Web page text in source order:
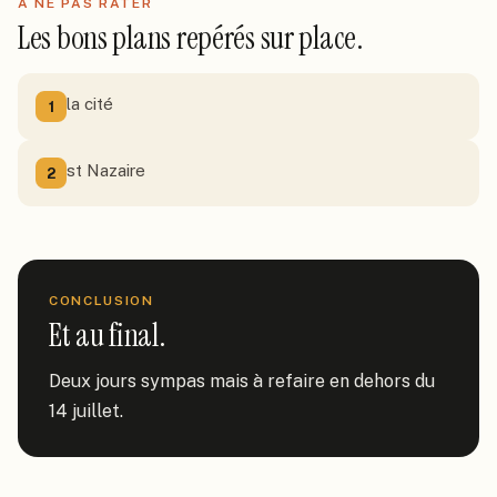
À NE PAS RATER
Les bons plans repérés sur place.
1 la cité
2 st Nazaire
CONCLUSION
Et au final.
Deux jours sympas mais à refaire en dehors du
14 juillet.